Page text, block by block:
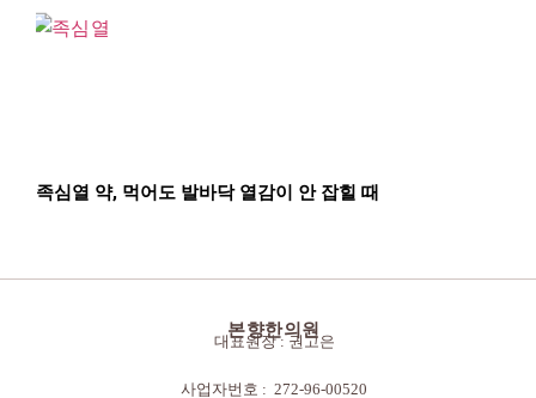
족심열 약, 먹어도 발바닥 열감이 안 잡힐 때
본향한의원
대표원장 : 권고은
사업자번호 : 272-96-00520